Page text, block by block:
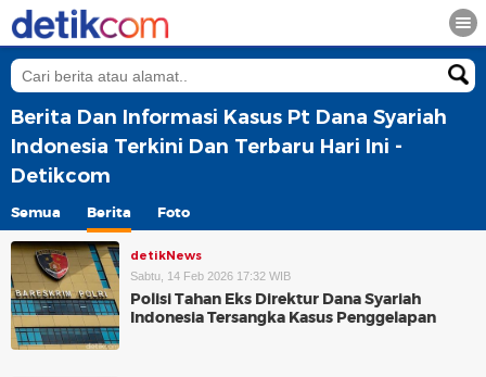
Berita Dan Informasi Kasus Pt Dana Syariah
Indonesia Terkini Dan Terbaru Hari Ini -
Detikcom
Semua Berita Foto
detikNews
Sabtu, 14 Feb 2026 17:32 WIB
Polisi Tahan Eks Direktur Dana Syariah
Indonesia Tersangka Kasus Penggelapan